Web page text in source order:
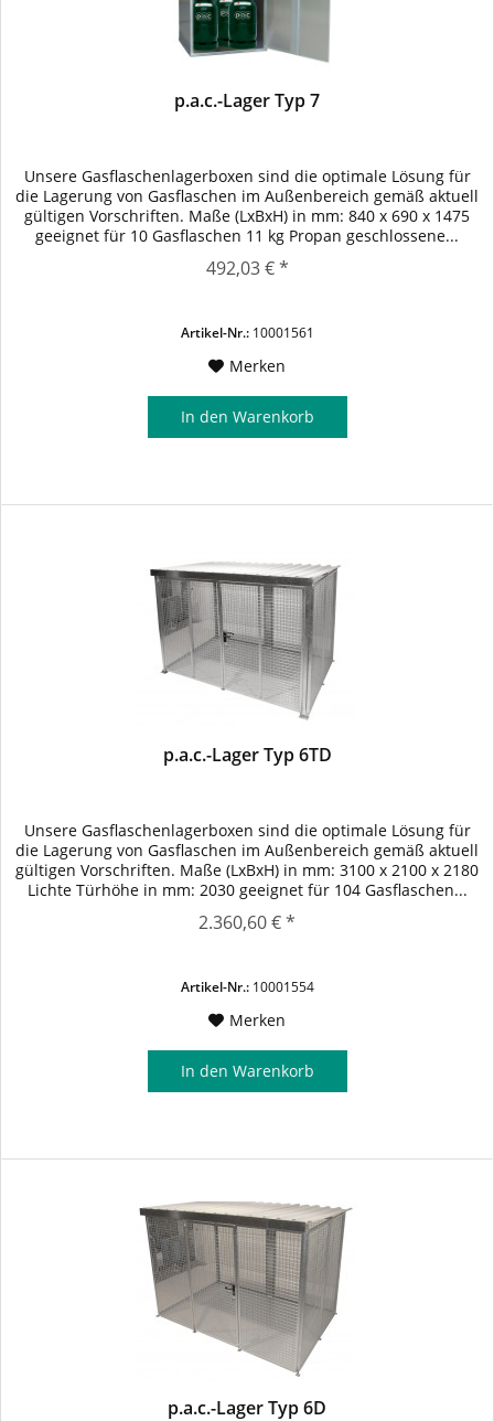
p.a.c.-Lager Typ 7
Unsere Gasflaschenlagerboxen sind die optimale Lösung für
die Lagerung von Gasflaschen im Außenbereich gemäß aktuell
gültigen Vorschriften. Maße (LxBxH) in mm: 840 x 690 x 1475
geeignet für 10 Gasflaschen 11 kg Propan geschlossene...
492,03 € *
Artikel-Nr.:10001561
Merken
In den Warenkorb
p.a.c.-Lager Typ 6TD
Unsere Gasflaschenlagerboxen sind die optimale Lösung für
die Lagerung von Gasflaschen im Außenbereich gemäß aktuell
gültigen Vorschriften. Maße (LxBxH) in mm: 3100 x 2100 x 2180
Lichte Türhöhe in mm: 2030 geeignet für 104 Gasflaschen...
2.360,60 € *
Artikel-Nr.:10001554
Merken
In den Warenkorb
p.a.c.-Lager Typ 6D